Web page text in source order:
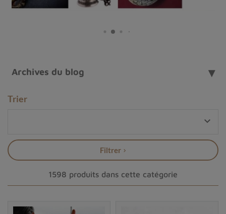
Archives du blog
Trier

Filtrer
1598 produits dans cette catégorie